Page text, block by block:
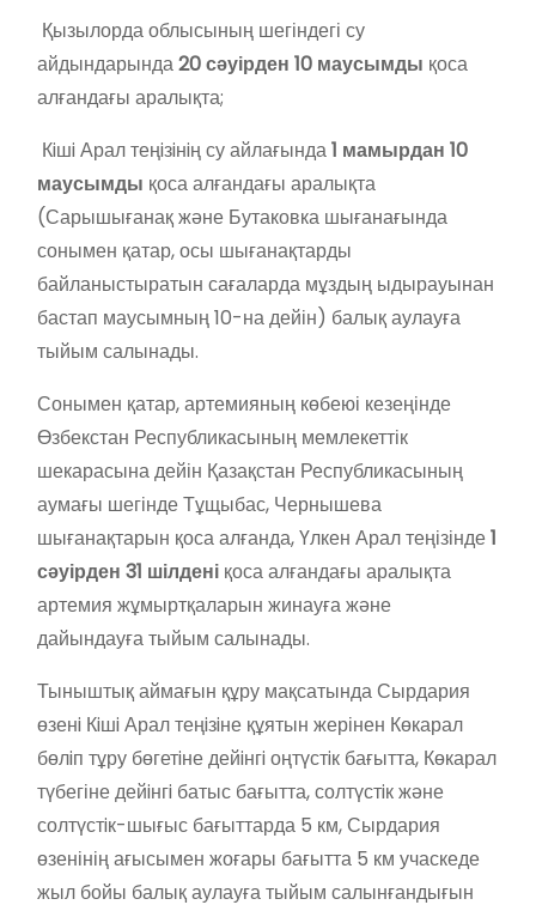
Қызылорда облысының шегіндегі су
айдындарында20 сәуірден 10 маусымды қоса
алғандағы аралықта;
Кiшi Арал теңiзiнiң су айлағында1 мамырдан 10
маусымды қоса алғандағы аралықта
(Сарышығанақ және Бутаковка шығанағында
сонымен қатар, осы шығанақтарды
байланыстыратын сағаларда мұздың ыдырауынан
бастап маусымның 10-на дейін) балық аулауға
тыйым салынады.
Сонымен қатар, артемияның көбеюі кезеңінде
Өзбекстан Республикасының мемлекеттік
шекарасына дейін Қазақстан Республикасының
аумағы шегінде Тұщыбас, Чернышева
шығанақтарын қоса алғанда, Үлкен Арал теңізінде1
сәуірден 31 шілдені қоса алғандағы аралықта
артемия жұмыртқаларын жинауға және
дайындауға тыйым салынады.
Тыныштық аймағын құру мақсатында Сырдария
өзенi Кiшi Арал теңiзiне құятын жерінен Көкарал
бөлiп тұру бөгетiне дейiнгi оңтүстiк бағытта, Көкарал
түбегіне дейiнгi батыс бағытта, солтүстiк және
солтүстiк-шығыс бағыттарда 5 км, Сырдария
өзенінің ағысымен жоғары бағытта 5 км учаскеде
жыл бойы балық аулауға тыйым салынғандығын